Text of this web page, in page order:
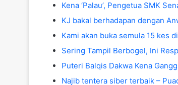
Kena ‘Palau’, Pengetua SMK
KJ bakal berhadapan dengan
Kami akan buka semula 15 kes
Sering Tampil Berbogel, Ini
Puteri Balqis Dakwa Kena
Najib tentera siber terbaik –